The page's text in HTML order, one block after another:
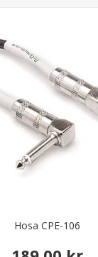
Hosa CPE-106